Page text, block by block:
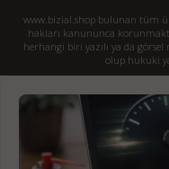
www.bizial.shop bulunan tüm
hakları kanununca
herhangi biri yazılı ya da
olup hukuki